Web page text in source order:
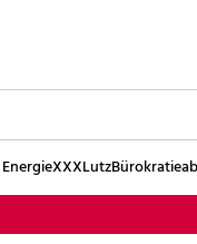
XXXLutz